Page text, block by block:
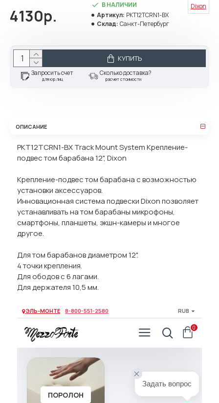
4130р.
В НАЛИЧИИ
Артикул: PKT12TCRN1-BX
Склад: Санкт-Петербург
Dixon
КУПИТЬ
Запросить счет
для юр.лиц
Сколько доставка?
расчет стоимости
ОПИСАНИЕ
PKT12TCRN1-BX Track Mount System Крепление-
подвес том барабана 12", Dixon
Крепление-подвес том барабана с возможностью
установки аксессуаров.
Инновационная система подвески Dixon позволяет
устанавливать на том барабаны микрофоны,
смартфоны, планшеты, экшн-камеры и многое
другое.
Для том барабанов диаметром 12".
4 точки крепления.
Для ободов с 6 лагами.
Для держателя 10,5 мм.